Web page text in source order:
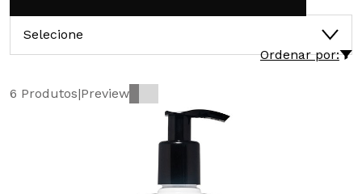
Selecione
Ordenar por:
6 Produtos|Preview